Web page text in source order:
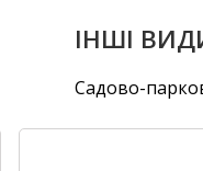
ІНШІ
Садово-